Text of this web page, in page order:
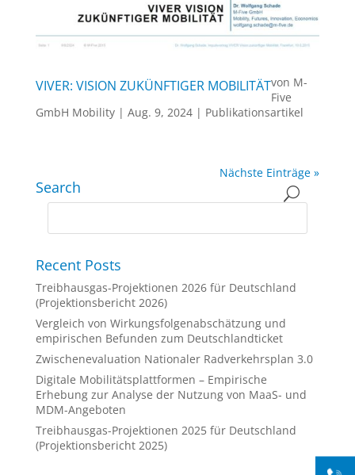
VIVER: VISION ZUKÜNFTIGER MOBILITÄTvon M-
Five
GmbH Mobility| Aug. 9, 2024| Publikationsartikel
Nächste Einträge »
Search
Recent Posts
Treibhausgas-Projektionen 2026 für Deutschland
(Projektionsbericht 2026)
Vergleich von Wirkungsfolgenabschätzung und
empirischen Befunden zum Deutschlandticket
Zwischenevaluation Nationaler Radverkehrsplan 3.0
Digitale Mobilitätsplattformen – Empirische
Erhebung zur Analyse der Nutzung von MaaS- und
MDM-Angeboten
Treibhausgas-Projektionen 2025 für Deutschland
(Projektionsbericht 2025)